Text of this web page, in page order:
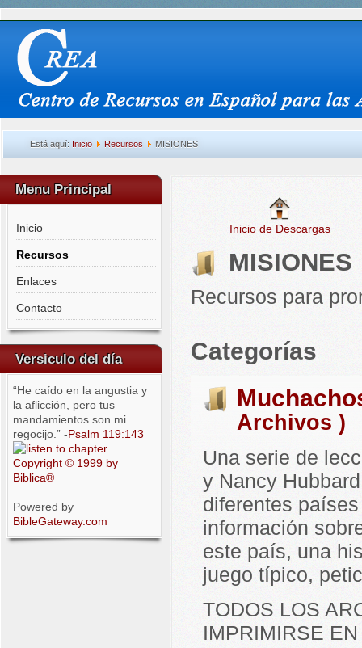
Está aquí: Inicio Recursos MISIONES
Menu Principal
Inicio
Recursos
Enlaces
Contacto
Versiculo del día
“He caído en la angustia y
la aflicción, pero tus
mandamientos son mi
regocijo.” -Psalm 119:143
Copyright © 1999 by
Biblica®
Powered by
BibleGateway.com
Inicio de Descargas
MISIONES
Recursos para
Categorías
Archivos )
Una serie de
y Nancy
diferentes
información
este país, una
juego típico,
TODOS LOS
IMPRIMIRSE